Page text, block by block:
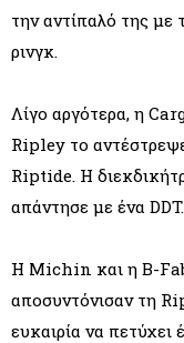
την αντίπαλό της
ρινγκ.
Λίγο αργότερα, η
Ripley το
Riptide. Η
απάντησε με ένα DDT.
Η Michin και η B-
αποσυντόνισαν τη
ευκαιρία να